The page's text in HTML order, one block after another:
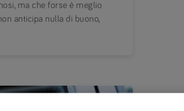
ma che forse è meglio
anticipa nulla di buono,